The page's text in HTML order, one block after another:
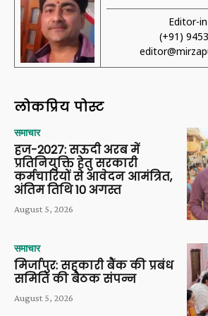
Editor-
(+91)
लोकप्रिय पोस्ट
समाचार
हज-2027: सऊदी अरब में
प्रतिनियुक्ति हेतु सरकारी
कर्मचारियों से आवेदन आमंत्रित,
अंतिम तिथि 10 अगस्त
August 5, 2026
समाचार
मिर्जापुर: सहकारी बैंक की प्रबंध
समिति की बैठक संपन्न
August 5, 2026